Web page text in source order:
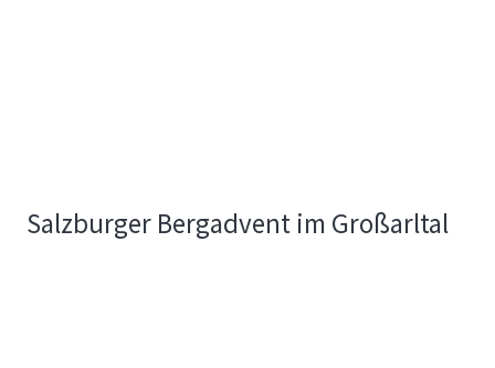
Salzburger Bergadvent im Großarltal